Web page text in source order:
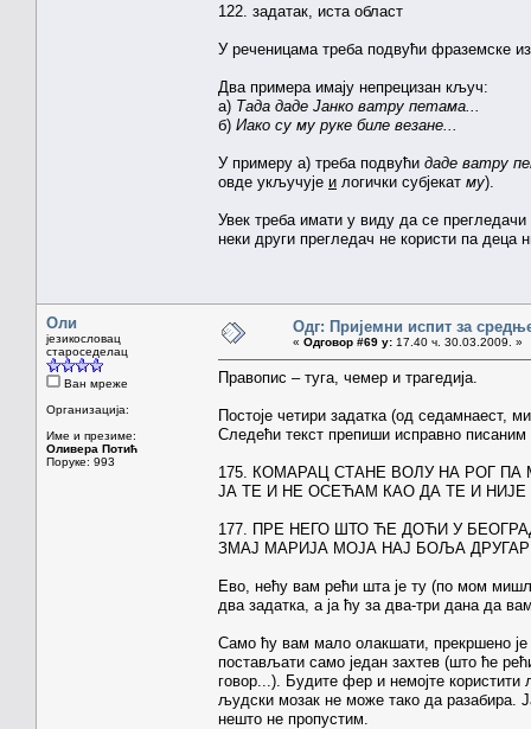
122. задатак, иста област
У реченицама треба подвући фраземске
Два примера имају непрецизан кључ:
а) Тада даде Јанко ватру петама...
б) Иако су му руке биле везане...
У примеру а) треба подвући даде ватру
овде укључује и логички субјекат му).
Увек треба имати у виду да се
неки други прегледач не користи па деца
Оли
језикословац
староседелац
Ван мреже
Организација:
Име и презиме:
Оливера Потић
Поруке: 993
Одг: Пријемни испит за
« Одговор #69 у: 17.40 ч. 30.03.2009. »
Правопис – туга, чемер и трагедија.
Постоје четири задатка (од седамнаест,
Следећи текст препиши исправно
175. КОМАРАЦ СТАНЕ ВОЛУ НА РОГ
ЈА ТЕ И НЕ ОСЕЋАМ КАО ДА ТЕ И НИЈЕ
177. ПРЕ НЕГО ШТО ЋЕ ДОЋИ У
ЗМАЈ МАРИЈА МОЈА НАЈ БОЉА
Ево, нећу вам рећи шта је ту (по мом
два задатка, а ја ћу за два-три дана да
Само ћу вам мало олакшати, прекршено је
постављати само један захтев (што ће
говор...). Будите фер и немојте
људски мозак не може тако да разабира.
нешто не пропустим.